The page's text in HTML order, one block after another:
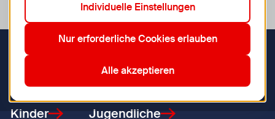
Aktive Filter: 17. Hernals 6. Mariahilf
Zurücksetzen
Zurück zur Startseite
Kinder
Jugendliche
Individuelle Einstellungen
Nur erforderliche Cookies erlauben
Alle akzeptieren